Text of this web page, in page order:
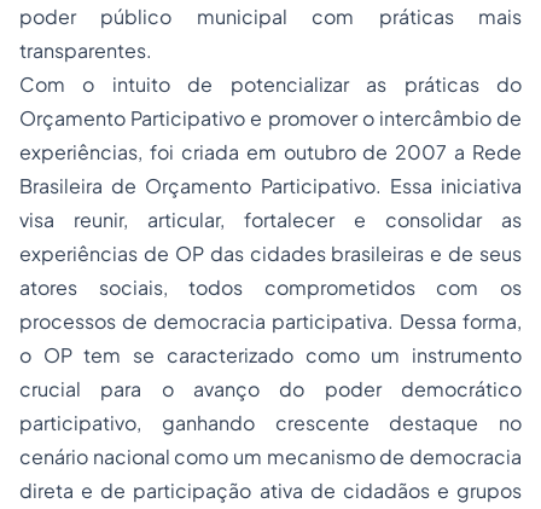
poder público municipal com práticas mais
transparentes.
Com o intuito de potencializar as práticas do
Orçamento Participativo e promover o intercâmbio de
experiências, foi criada em outubro de 2007 a Rede
Brasileira de Orçamento Participativo. Essa iniciativa
visa reunir, articular, fortalecer e consolidar as
experiências de OP das cidades brasileiras e de seus
atores sociais, todos comprometidos com os
processos de democracia participativa. Dessa forma,
o OP tem se caracterizado como um instrumento
crucial para o avanço do poder democrático
participativo, ganhando crescente destaque no
cenário nacional como um mecanismo de democracia
direta e de participação ativa de cidadãos e grupos